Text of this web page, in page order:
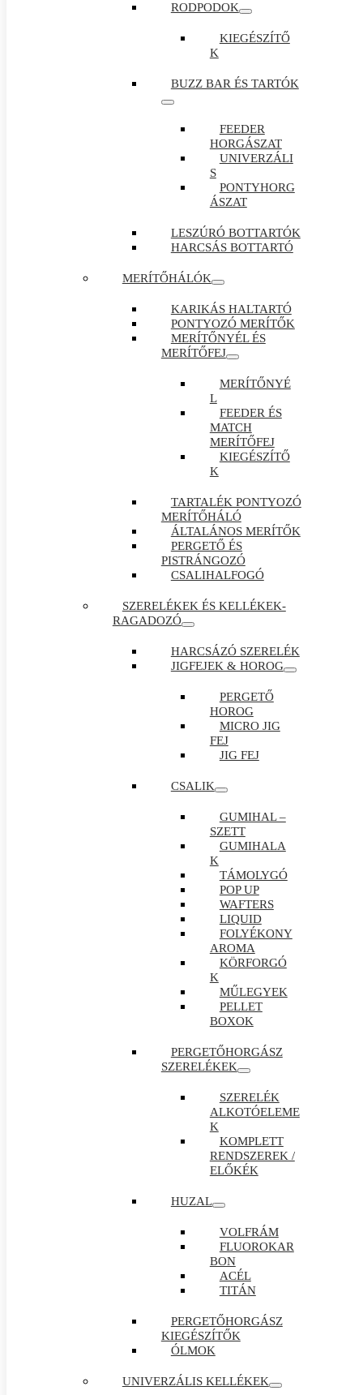
RODPODOK
KIEGÉSZÍTŐ
K
BUZZ BAR ÉS TARTÓK
FEEDER
HORGÁSZAT
UNIVERZÁLI
S
PONTYHORG
ÁSZAT
LESZÚRÓ BOTTARTÓK
HARCSÁS BOTTARTÓ
MERÍTŐHÁLÓK
KARIKÁS HALTARTÓ
PONTYOZÓ MERÍTŐK
MERÍTŐNYÉL ÉS
MERÍTŐFEJ
MERÍTŐNYÉ
L
FEEDER ÉS
MATCH
MERÍTŐFEJ
KIEGÉSZÍTŐ
K
TARTALÉK PONTYOZÓ
MERÍTŐHÁLÓ
ÁLTALÁNOS MERÍTŐK
PERGETŐ ÉS
PISTRÁNGOZÓ
CSALIHALFOGÓ
SZERELÉKEK ÉS KELLÉKEK-
RAGADOZÓ
HARCSÁZÓ SZERELÉK
JIGFEJEK & HOROG
PERGETŐ
HOROG
MICRO JIG
FEJ
JIG FEJ
CSALIK
GUMIHAL –
SZETT
GUMIHALA
K
TÁMOLYGÓ
POP UP
WAFTERS
LIQUID
FOLYÉKONY
AROMA
KÖRFORGÓ
K
MŰLEGYEK
PELLET
BOXOK
PERGETŐHORGÁSZ
SZERELÉKEK
SZERELÉK
ALKOTÓELEME
K
KOMPLETT
RENDSZEREK /
ELŐKÉK
HUZAL
VOLFRÁM
FLUOROKAR
BON
ACÉL
TITÁN
PERGETŐHORGÁSZ
KIEGÉSZÍTŐK
ÓLMOK
UNIVERZÁLIS KELLÉKEK